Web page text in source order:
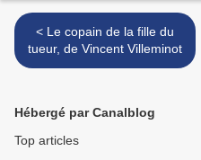
< Le copain de la fille du
tueur, de Vincent Villeminot
Hébergé par Canalblog
Top articles